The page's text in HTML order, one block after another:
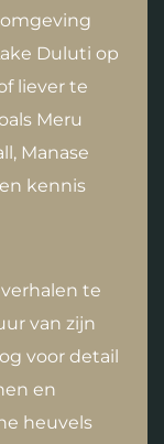
Duluti op
liever te
Meru
Manase
kennis
te
van zijn
voor detail
en
heuvels